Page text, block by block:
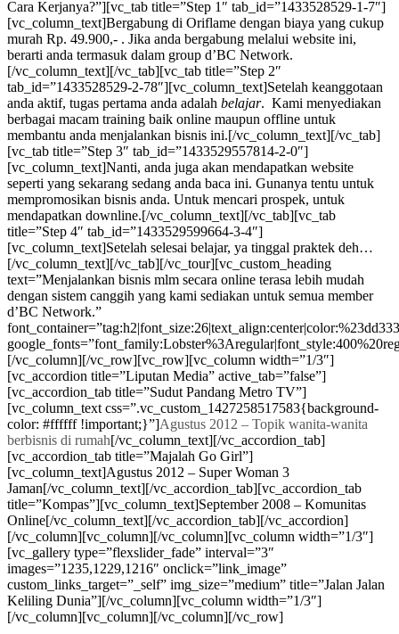
Cara Kerjanya?”][vc_tab title=”Step 1″ tab_id=”1433528529-1-7″]
[vc_column_text]Bergabung di Oriflame dengan biaya yang cukup
murah Rp. 49.900,- . Jika anda bergabung melalui website ini,
berarti anda termasuk dalam group d’BC Network.
[/vc_column_text][/vc_tab][vc_tab title=”Step 2″
tab_id=”1433528529-2-78″][vc_column_text]Setelah keanggotaan
anda aktif, tugas pertama anda adalah belajar. Kami menyediakan
berbagai macam training baik online maupun offline untuk
membantu anda menjalankan bisnis ini.[/vc_column_text][/vc_tab]
[vc_tab title=”Step 3″ tab_id=”1433529557814-2-0″]
[vc_column_text]Nanti, anda juga akan mendapatkan website
seperti yang sekarang sedang anda baca ini. Gunanya tentu untuk
mempromosikan bisnis anda. Untuk mencari prospek, untuk
mendapatkan downline.[/vc_column_text][/vc_tab][vc_tab
title=”Step 4″ tab_id=”1433529599664-3-4″]
[vc_column_text]Setelah selesai belajar, ya tinggal praktek deh…
[/vc_column_text][/vc_tab][/vc_tour][vc_custom_heading
text=”Menjalankan bisnis mlm secara online terasa lebih mudah
dengan sistem canggih yang kami sediakan untuk semua member
d’BC Network.”
[/vc_column][/vc_row][vc_row][vc_column width=”1/3″]
[vc_accordion title=”Liputan Media” active_tab=”false”]
[vc_accordion_tab title=”Sudut Pandang Metro TV”]
[vc_column_text css=”.vc_custom_1427258517583{background-
color: #ffffff !important;}”]Agustus 2012 – Topik wanita-wanita
berbisnis di rumah[/vc_column_text][/vc_accordion_tab]
[vc_accordion_tab title=”Majalah Go Girl”]
[vc_column_text]Agustus 2012 – Super Woman 3
Jaman[/vc_column_text][/vc_accordion_tab][vc_accordion_tab
title=”Kompas”][vc_column_text]September 2008 – Komunitas
Online[/vc_column_text][/vc_accordion_tab][/vc_accordion]
[/vc_column][vc_column][/vc_column][vc_column width=”1/3″]
[vc_gallery type=”flexslider_fade” interval=”3″
images=”1235,1229,1216″ onclick=”link_image”
custom_links_target=”_self” img_size=”medium” title=”Jalan Jalan
Keliling Dunia”][/vc_column][vc_column width=”1/3″]
[/vc_column][vc_column][/vc_column][/vc_row]